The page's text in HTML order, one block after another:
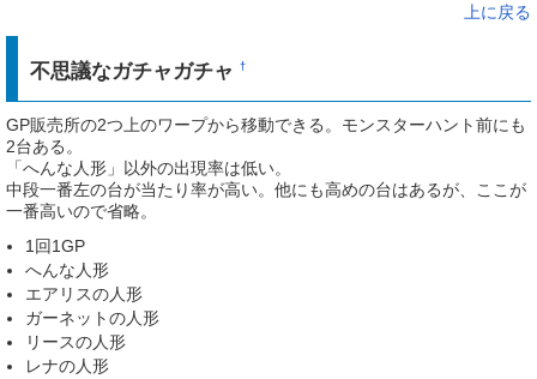
上に戻る
不思議なガチャガチャ†
GP販売所の2つ上のワープから移動できる。モンスターハント前にも
2台ある。
「へんな人形」以外の出現率は低い。
中段一番左の台が当たり率が高い。他にも高めの台はあるが、ここが
一番高いので省略。
1回1GP
へんな人形
エアリスの人形
ガーネットの人形
リースの人形
レナの人形